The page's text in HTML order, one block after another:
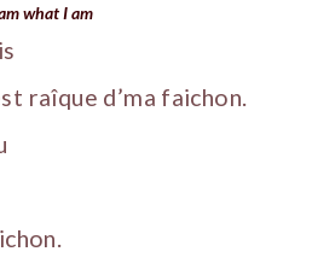
what I am
raîque d’ma faichon.